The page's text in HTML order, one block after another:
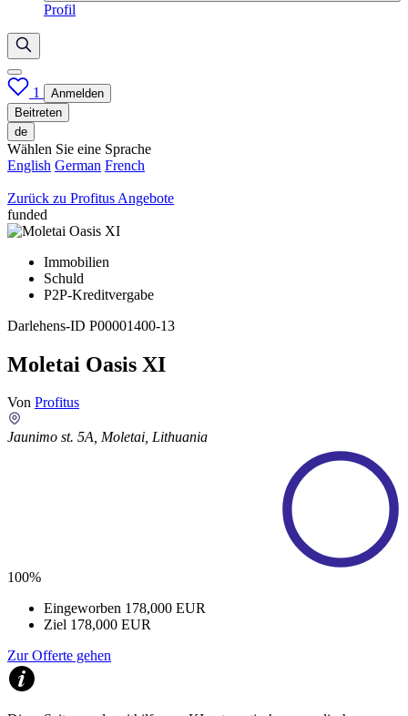
Profil
1
Anmelden
Beitreten
de
Wählen Sie eine Sprache
English German French
Zurück zu Profitus Angebote
funded
Immobilien
Schuld
P2P-Kreditvergabe
Darlehens-ID P00001400-13
Moletai Oasis XI
Von Profitus
Jaunimo st. 5A, Moletai, Lithuania
100%
Eingeworben 178,000 EUR
Ziel 178,000 EUR
Zur Offerte gehen